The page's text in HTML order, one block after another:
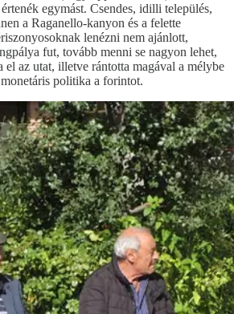
egymást. Csendes, idilli település,
a Raganello-kanyon és a felette
lenézni nem ajánlott,
fut, tovább menni se nagyon lehet,
el az utat, illetve rántotta magával a mélybe
politika a forintot.